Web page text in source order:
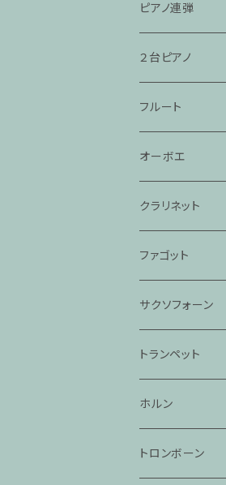
ピアノ連弾
２台ピアノ
フルート
オーボエ
クラリネット
ファゴット
サクソフォーン
トランペット
ホルン
トロンボーン